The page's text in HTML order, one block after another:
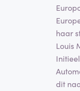
haar
Louis
dit